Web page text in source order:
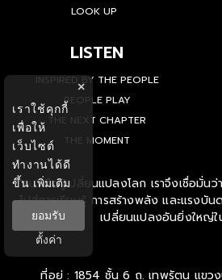
LOOK UP
LISTEN
INSPIRED BY THE PEOPLE
PEOPLE PLAY
THE NEXT CHAPTER
THE MOMENT
'คน' คือผู้เปลี่ยนแปลงโลก เราจึงเชื่อมั่นว่
ไปสู่การเรียนรู้ การสร้างพลัง และแรงบัน
เปลี่ยนแปลงอันยิ่งใหญ่
ที่อยู่ : 1854 ชั้น 6 ถ. เทพรัตน แขวง
×
เราใช้คุกกี้
เพื่อให้
เว็บไซต์
ทำงานได้ดี
ขึ้นเพิ่มเติม
ยอมรับ
ตั้งค่า